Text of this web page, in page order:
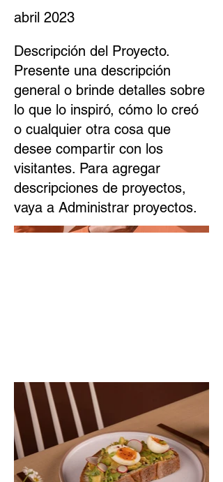
abril 2023
Descripción del Proyecto.
Presente una descripción
general o brinde detalles sobre
lo que lo inspiró, cómo lo creó
o cualquier otra cosa que
desee compartir con los
visitantes. Para agregar
descripciones de proyectos,
vaya a Administrar proyectos.